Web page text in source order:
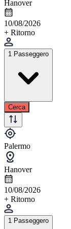
Hanover
10/08/2026
+ Ritorno
1 Passeggero
Cerca
Palermo
Hanover
10/08/2026
+ Ritorno
1 Passeggero